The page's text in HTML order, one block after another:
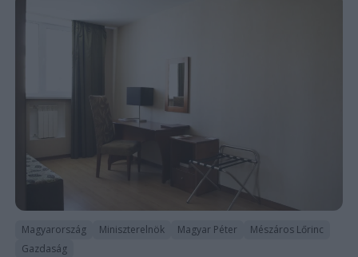
Magyarország Miniszterelnök Magyar Péter
Mészáros Lőrinc
Gazdaság